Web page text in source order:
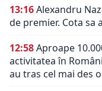
13:16Alexandru
de premier. Cota
12:58Aproape
activitatea în
au tras cel mai des